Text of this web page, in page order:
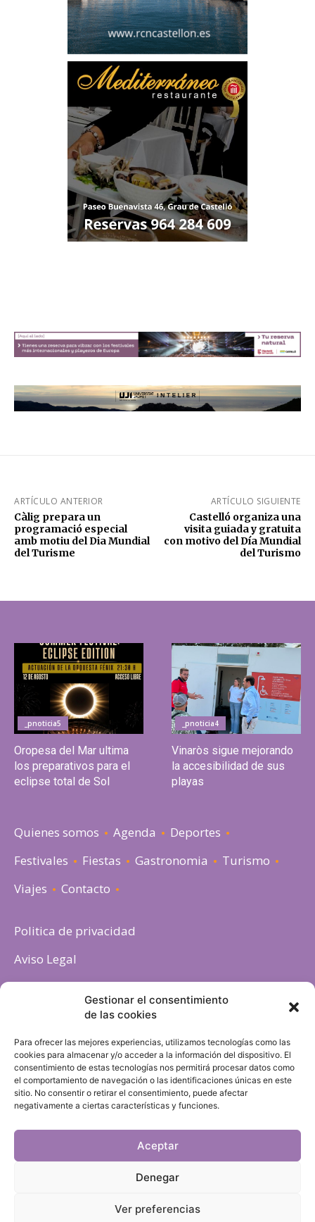
Gestionar el consentimiento
de las cookies
Para ofrecer las mejores experiencias, utilizamos tecnologías como las
cookies para almacenar y/o acceder a la información del dispositivo. El
consentimiento de estas tecnologías nos permitirá procesar datos como
el comportamiento de navegación o las identificaciones únicas en este
sitio. No consentir o retirar el consentimiento, puede afectar
negativamente a ciertas características y funciones.
Aceptar
Denegar
Ver preferencias
ARTÍCULO ANTERIOR
Càlig prepara un
programació especial
amb motiu del Dia Mundial
del Turisme
ARTÍCULO SIGUIENTE
Castelló organiza una
visita guiada y gratuita
con motivo del Día Mundial
del Turismo
_pnoticia5
Oropesa del Mar ultima
los preparativos para el
eclipse total de Sol
_pnoticia4
Vinaròs sigue mejorando
la accesibilidad de sus
playas
Quienes somos Agenda
Deportes
Festivales
Fiestas Gastronomia
Turismo
Viajes
Contacto
Politica de privacidad
Aviso Legal
Política de cookies